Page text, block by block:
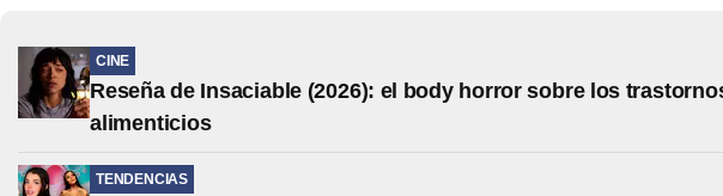
CINE
Reseña de Insaciable (2026): el body horror sobre los
alimenticios
TENDENCIAS